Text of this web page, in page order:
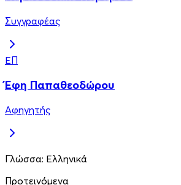
Συγγραφέας
ΈΠ
Έφη Παπαθεοδώρου
Αφηγητής
Γλώσσα: Ελληνικά
Προτεινόμενα